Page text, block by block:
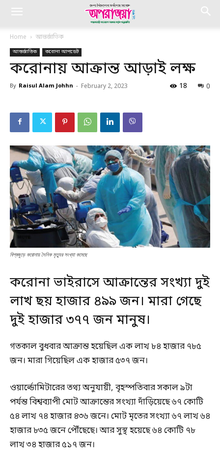
Home আন্তর্জাতিক
আন্তর্জাতিক করোনা আপডেট
করোনায় আক্রান্ত আড়াই লক্ষ
By Raisul Alam Johhn - February 2, 2023 0
18
বিশ্বজুড়ে করোনায় দৈনিক মৃত্যুর সংখ্যা কমেছে
করোনা ভাইরাসে আক্রান্তের সংখ্যা দুই
লাখ ছয় হাজার ৪৯৯ জন। মারা গেছে
দুই হাজার ৩৭৭ জন মানুষ।
গতকাল বুধবার আক্রান্ত হয়েছিল এক লাখ ৮৪ হাজার ৭৮৫
জন। মারা গিয়েছিল এক হাজার ৫৩৭ জন।
ওয়ার্ল্ডোমিটারের তথ্য অনুযায়ী, বৃহস্পতিবার সকাল ৯টা
পর্যন্ত বিশ্বব্যাপী মোট আক্রান্তের সংখ্যা দাঁড়িয়েছে ৬৭ কোটি
৫৪ লাখ ৭৪ হাজার ৪৩৬ জনে। মোট মৃতের সংখ্যা ৬৭ লাখ ৬৪
হাজার ৮৩৫ জনে পৌঁছেছে। আর সুস্থ হয়েছে ৬৪ কোটি ৭৮
লাখ ৩৪ হাজার ৫১৭ জন।